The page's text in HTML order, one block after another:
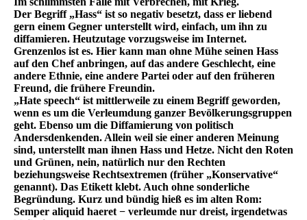
Der Begriff „Hass“ ist so negativ besetzt, dass er liebend
gern einem Gegner unterstellt wird, einfach, um ihn zu
diffamieren. Heutzutage vorzugsweise im Internet.
Grenzenlos ist es. Hier kann man ohne Mühe seinen Hass
auf den Chef anbringen, auf das andere Geschlecht, eine
andere Ethnie, eine andere Partei oder auf den früheren
Freund, die frühere Freundin.
„Hate speech“ ist mittlerweile zu einem Begriff geworden,
wenn es um die Verleumdung ganzer Bevölkerungsgruppen
geht. Ebenso um die Diffamierung von politisch
Andersdenkenden. Allein weil sie einer anderen Meinung
sind, unterstellt man ihnen Hass und Hetze. Nicht den Roten
und Grünen, nein, natürlich nur den Rechten
beziehungsweise Rechtsextremen (früher „Konservative“
genannt). Das Etikett klebt. Auch ohne sonderliche
Begründung. Kurz und bündig hieß es im alten Rom:
Semper aliquid haeret − verleumde nur dreist, irgendetwas